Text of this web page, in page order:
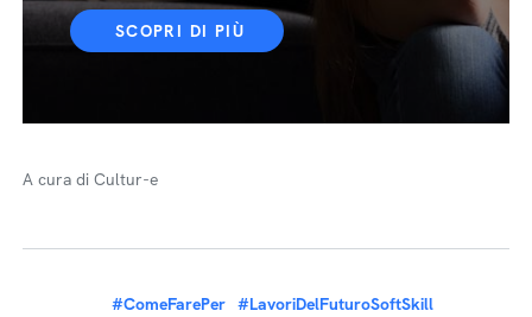
SCOPRI DI PIÙ
A cura di Cultur-e
#ComeFarePer #LavoriDelFuturoSoftSkill